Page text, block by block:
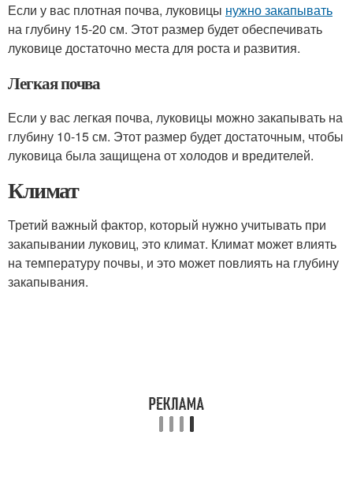
Если у вас плотная почва, луковицы нужно закапывать
на глубину 15-20 см. Этот размер будет обеспечивать
луковице достаточно места для роста и развития.
Легкая почва
Если у вас легкая почва, луковицы можно закапывать на
глубину 10-15 см. Этот размер будет достаточным, чтобы
луковица была защищена от холодов и вредителей.
Климат
Третий важный фактор, который нужно учитывать при
закапывании луковиц, это климат. Климат может влиять
на температуру почвы, и это может повлиять на глубину
закапывания.